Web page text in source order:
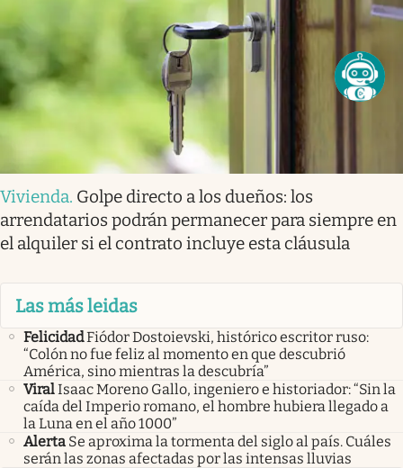
Vivienda. Golpe directo a los dueños: los
arrendatarios podrán permanecer para siempre en
el alquiler si el contrato incluye esta cláusula
Las más leidas
FelicidadFiódor Dostoievski, histórico escritor ruso:
“Colón no fue feliz al momento en que descubrió
América, sino mientras la descubría”
ViralIsaac Moreno Gallo, ingeniero e historiador: “Sin la
caída del Imperio romano, el hombre hubiera llegado a
la Luna en el año 1000”
Alerta Se aproxima la tormenta del siglo al país. Cuáles
serán las zonas afectadas por las intensas lluvias